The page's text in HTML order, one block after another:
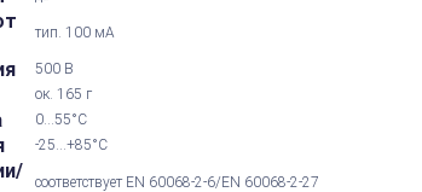
тип. 100 мА
500 В
ок. 165 г
0...55°С
-25...+85°С
соответствует EN 60068-2-6/EN 60068-2-27